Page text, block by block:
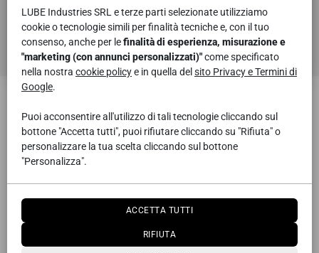
LUBE Industries SRL e terze parti selezionate utilizziamo
cookie o tecnologie simili per finalità tecniche e, con il tuo
consenso, anche per lefinalità di esperienza, misurazione e
"marketing (con annunci personalizzati)"come specificato
nella nostra cookie policye in quella del sito Privacy e Termini di
Google.
Puoi acconsentire all'utilizzo di tali tecnologie cliccando sul
bottone "Accetta tutti", puoi rifiutare cliccando su "Rifiuta" o
personalizzare la tua scelta cliccando sul bottone
"Personalizza".
RIFIUTA
ACCETTA TUTTI
CREO Kitchens: La qualità Made in Italy
Non scendere a compromessi: la cucina e il living perfetti esistono,
unendo convenienza, durabilità, stile e funzionalità. CREO ti offre un
vasto universo di composizioni, colori e materiali italiani per creare
domani.
Nella convenienza non rinunciare mai